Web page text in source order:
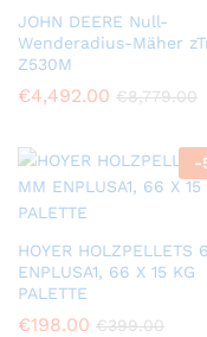
JOHN DEERE Null-
Wenderadius-Mäher
Z530M
€4,492.00 €8,779.00
-
HOYER HOLZPELLETS
ENPLUSA1, 66 X 15 KG
PALETTE
€198.00 €399.00